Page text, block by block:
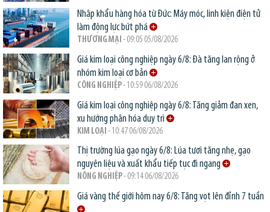
Nhập khẩu hàng hóa từ Đức: Máy móc, linh kiện điện tử
làm động lực bứt phá
THƯƠNG MẠI - 09:05 05/08/2026
Giá kim loại công nghiệp ngày 6/8: Đà tăng lan rộng ở
nhóm kim loại cơ bản
CÔNG NGHIỆP- 10:59 06/08/2026
Giá kim loại công nghiệp ngày 6/8: Tăng giảm đan xen,
xu hướng phân hóa duy trì
KIM LOẠI - 10:47 06/08/2026
Thị trường lúa gạo ngày 6/8: Lúa tươi tăng nhẹ, gạo
nguyên liệu và xuất khẩu tiếp tục đi ngang
NÔNG NGHIỆP- 09:14 06/08/2026
Giá vàng thế giới hôm nay 6/8: Tăng vọt lên đỉnh 7 tuần